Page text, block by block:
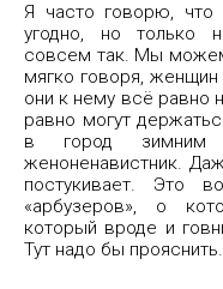
Я часто говорю, что
угодно, но только
совсем так. Мы
мягко говоря,
они к нему всё равно
равно могут
в город
женоненавистник.
постукивает. Это
«арбузеров», о
который вроде и
Тут надо бы прояснить.